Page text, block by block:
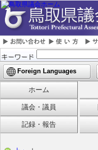
Foreign Languages
ホーム
議会・議員
記録・報告